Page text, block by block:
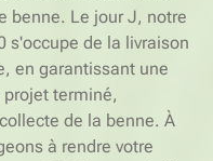
benne. Le jour J, notre
s'occupe de la livraison
en garantissant une
terminé,
de la benne. À
à rendre votre